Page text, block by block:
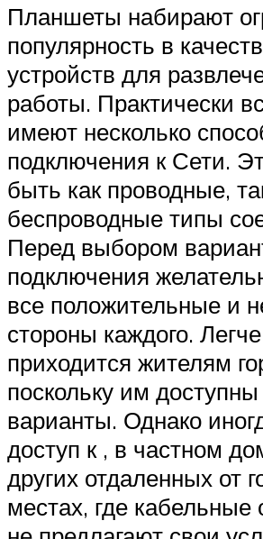
Планшеты набирают
популярность в
устройств для
работы. Практически
имеют несколько
подключения к Сети.
быть как проводные,
беспроводные типы
Перед выбором
подключения
все положительные и
стороны каждого.
приходится жителям
поскольку им
варианты. Однако
доступ к , в частном
других отдаленных от
местах, где кабельные